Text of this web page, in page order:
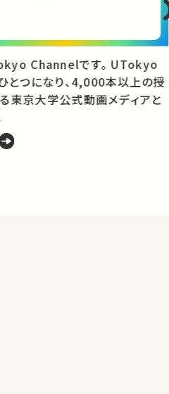
Channelです。 UTokyo
とつになり、4,000本以上の授
東京大学公式動画メディアと